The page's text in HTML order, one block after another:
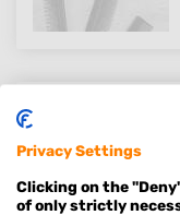
Privacy Settings
Clicking on the
of only strictly